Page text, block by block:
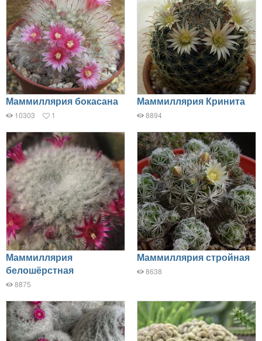
Маммиллярия бокасана
10303 1
Маммиллярия Кринита
8894
Маммиллярия
белошёрстная
8875
Маммиллярия стройная
8638